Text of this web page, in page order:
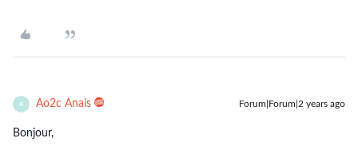
A Ao2c Anais Forum|Forum|2 years ago
Bonjour,